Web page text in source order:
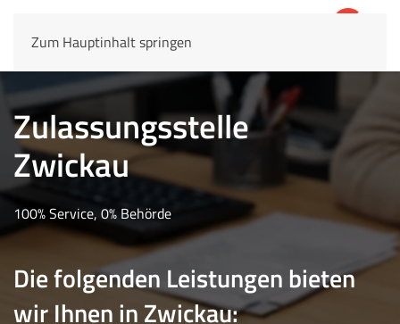
Zum Hauptinhalt springen
Zulassungsstelle
Zwickau
100% Service, 0% Behörde
Die folgenden Leistungen bieten
wir Ihnen in Zwickau: